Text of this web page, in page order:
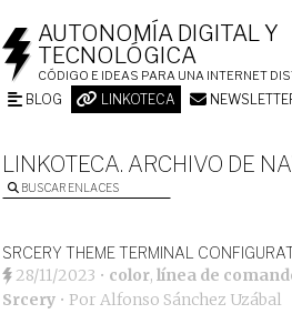
AUTONOMÍA DIGITAL Y
TECNOLÓGICA
CÓDIGO E IDEAS PARA UNA INTERNET
BLOG LINKOTECA
LINKOTECA. ARCHIVO DE
BUSCAR ENLACES
SRCERY THEME TERMINAL
28/11/2023 • color,línea de
Srcery • PorAlfonso Sánchez Uzábal